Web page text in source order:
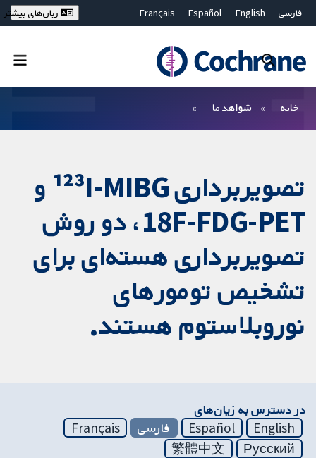
فارسی English
Español
Français
Bahasa Malaysia
ไทย
繁體中文
زبان‌های بیشتر
خانه شواهد ما
تصویربرداری ¹²³I-MIBG و
18F-FDG-PET، دو روش
تصویربرداری هسته‎‌ای برای
تشخیص تومورهای
نوروبلاستوم هستند.
در دسترس به زیان‌های
English
Español فارسی
Français
Русский
繁體中文